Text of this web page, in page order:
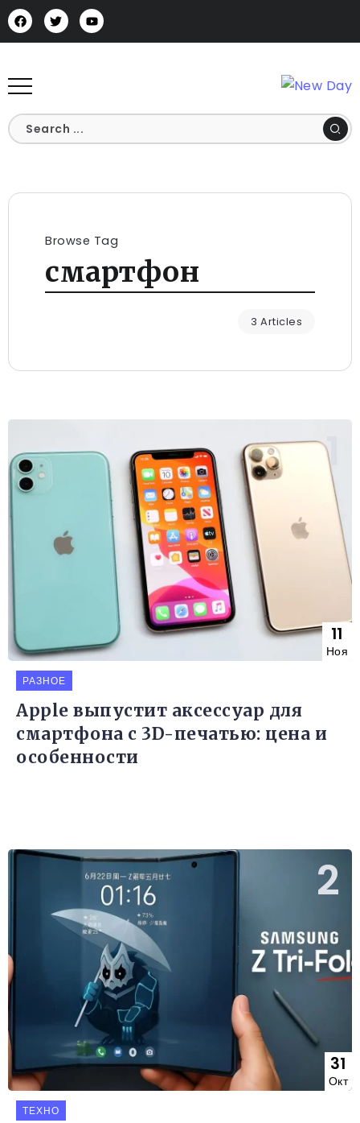
Browse Tag
смартфон
3 Articles
11
Ноя
РАЗНОЕ
Apple выпустит аксессуар для
смартфона с 3D-печатью: цена и
особенности
31
Окт
ТЕХНО